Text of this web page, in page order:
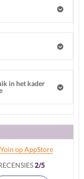
in het kader
op AppStore
2/5